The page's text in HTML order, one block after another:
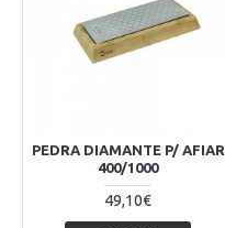
PEDRA DIAMANTE P/ AFIAR
400/1000
49,10€